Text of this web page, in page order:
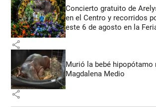
Concierto gratuito de
en el Centro y recorridos
este 6 de agosto en la
share
Murió la bebé hipopótamo
Magdalena Medio
share